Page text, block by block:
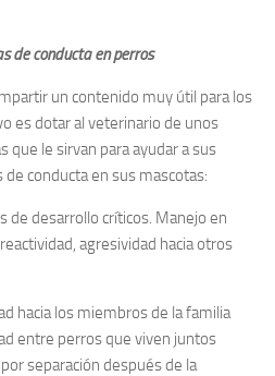
de conducta en perros
un contenido muy útil para los
es dotar al veterinario de unos
le sirvan para ayudar a sus
conducta en sus mascotas:
de desarrollo críticos. Manejo en
agresividad hacia otros
hacia los miembros de la familia
entre perros que viven juntos
separación después de la